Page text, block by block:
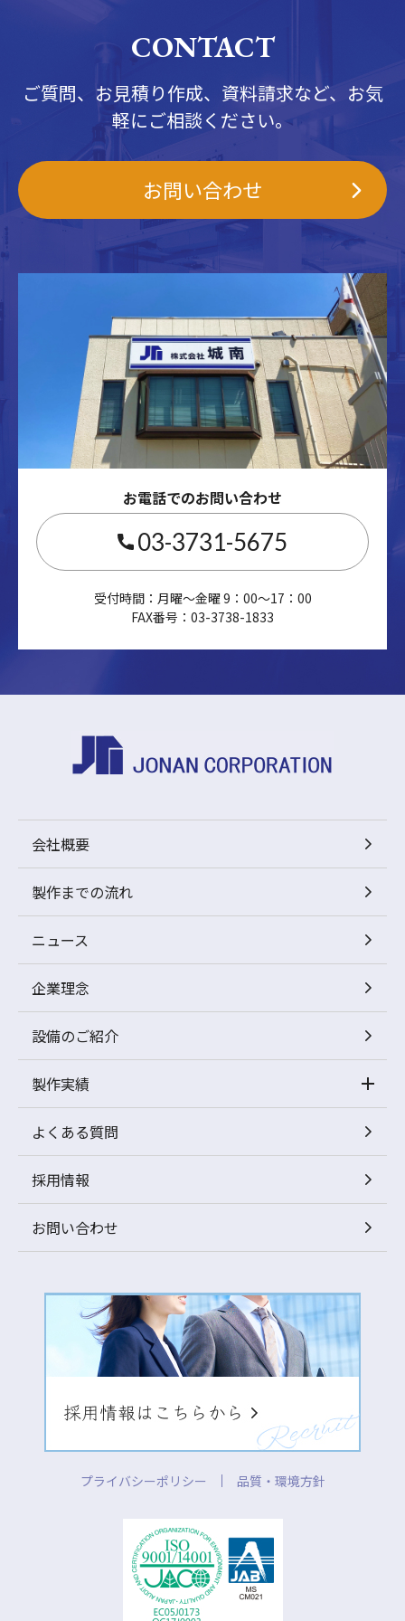
CONTACT
ご質問、お見積り作成、資料請求など、お気
軽にご相談ください。
お問い合わせ
お電話でのお問い合わせ
03-3731-5675
受付時間：月曜～金曜 9：00～17：00
FAX番号：03-3738-1833
会社概要
製作までの流れ
ニュース
企業理念
設備のご紹介
製作実績
よくある質問
採用情報
お問い合わせ
プライバシーポリシー 品質・環境方針